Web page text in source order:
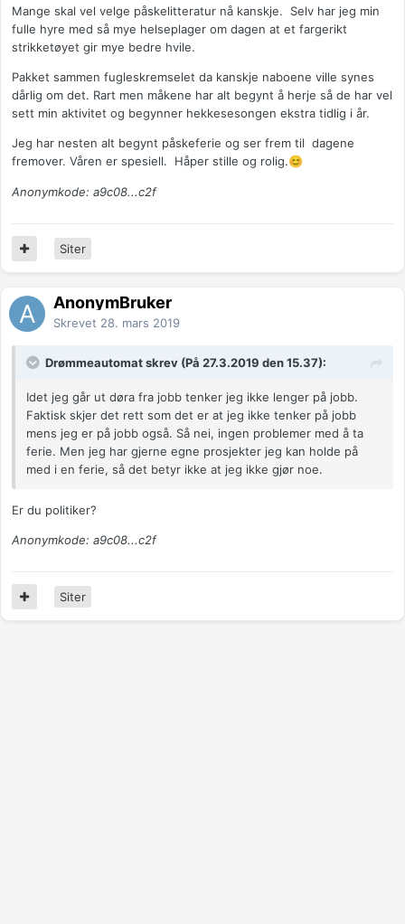
Mange skal vel velge påskelitteratur nå kanskje. Selv har jeg min
fulle hyre med så mye helseplager om dagen at et fargerikt
strikketøyet gir mye bedre hvile.
Pakket sammen fugleskremselet da kanskje naboene ville synes
dårlig om det. Rart men måkene har alt begynt å herje så de har vel
sett min aktivitet og begynner hekkesesongen ekstra tidlig i år.
Jeg har nesten alt begynt påskeferie og ser frem til dagene
fremover. Våren er spesiell. Håper stille og rolig.😊
Anonymkode: a9c08...c2f
Siter
AnonymBruker
Skrevet 28. mars 2019
Drømmeautomat skrev (På 27.3.2019 den 15.37):
Idet jeg går ut døra fra jobb tenker jeg ikke lenger på jobb.
Faktisk skjer det rett som det er at jeg ikke tenker på jobb
mens jeg er på jobb også. Så nei, ingen problemer med å ta
ferie. Men jeg har gjerne egne prosjekter jeg kan holde på
med i en ferie, så det betyr ikke at jeg ikke gjør noe.
Er du politiker?
Anonymkode: a9c08...c2f
Siter